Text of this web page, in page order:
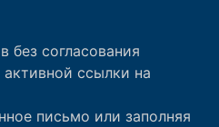
без согласования
ссылки на
письмо или заполняя